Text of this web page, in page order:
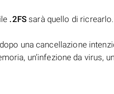
.2FS sarà quello di ricrearlo.
dopo una cancellazione
un’infezione da virus,